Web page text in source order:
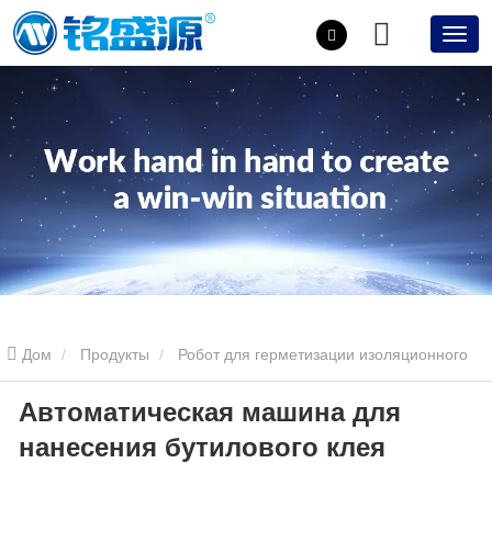
Дом Продукты Робот для герметизации изоляционного
стекла Автоматическая машина для нанесения бутилового
клея
Автоматическая машина для
нанесения бутилового клея